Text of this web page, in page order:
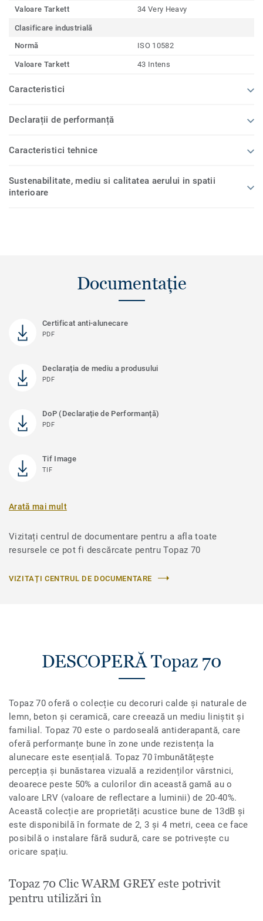
Valoare Tarkett 34 Very Heavy
Clasificare industrială
Normă
ISO 10582
Valoare Tarkett 43 Intens
Caracteristici
Declarații de performanță
Caracteristici tehnice
Sustenabilitate, mediu si calitatea aerului in spatii
interioare
Documentație
Certificat anti-alunecare
PDF
Declarația de mediu a produsului
PDF
DoP (Declarație de Performanță)
PDF
Tif Image
TIF
Arată mai mult
Vizitați centrul de documentare pentru a afla toate
resursele ce pot fi descărcate pentru Topaz 70
VIZITAȚI CENTRUL DE DOCUMENTARE
DESCOPERĂ Topaz 70
Topaz 70 oferă o colecție cu decoruri calde și naturale de
lemn, beton și ceramică, care creează un mediu liniștit și
familial. Topaz 70 este o pardoseală antiderapantă, care
oferă performanțe bune în zone unde rezistența la
alunecare este esențială. Topaz 70 îmbunătățește
percepția și bunăstarea vizuală a rezidenților vârstnici,
deoarece peste 50% a culorilor din această gamă au o
valoare LRV (valoare de reflectare a luminii) de 20-40%.
Această colecție are proprietăți acustice bune de 13dB și
este disponibilă în formate de 2, 3 și 4 metri, ceea ce face
posibilă o instalare fără sudură, care se potrivește cu
oricare spațiu.
Topaz 70 Clic WARM GREY este potrivit
pentru utilizări în